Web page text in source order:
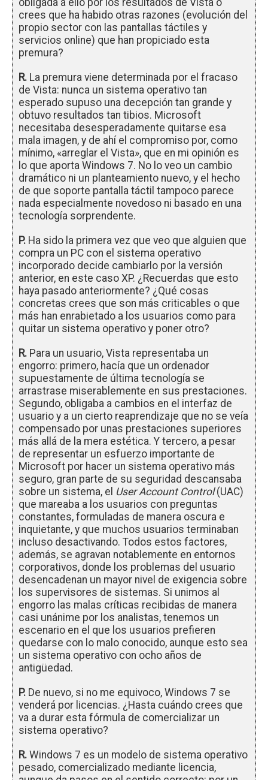
obligada a ello por los resultados de Vista o
crees que ha habido otras razones (evolución del
propio sector con las pantallas táctiles y
servicios online) que han propiciado esta
premura?
R. La premura viene determinada por el fracaso
de Vista: nunca un sistema operativo tan
esperado supuso una decepción tan grande y
obtuvo resultados tan tibios. Microsoft
necesitaba desesperadamente quitarse esa
mala imagen, y de ahí el compromiso por, como
mínimo, «arreglar el Vista», que en mi opinión es
lo que aporta Windows 7. No lo veo un cambio
dramático ni un planteamiento nuevo, y el hecho
de que soporte pantalla táctil tampoco parece
nada especialmente novedoso ni basado en una
tecnología sorprendente.
P. Ha sido la primera vez que veo que alguien que
compra un PC con el sistema operativo
incorporado decide cambiarlo por la versión
anterior, en este caso XP. ¿Recuerdas que esto
haya pasado anteriormente? ¿Qué cosas
concretas crees que son más criticables o que
más han enrabietado a los usuarios como para
quitar un sistema operativo y poner otro?
R. Para un usuario, Vista representaba un
engorro: primero, hacía que un ordenador
supuestamente de última tecnología se
arrastrase miserablemente en sus prestaciones.
Segundo, obligaba a cambios en el interfaz de
usuario y a un cierto reaprendizaje que no se veía
compensado por unas prestaciones superiores
más allá de la mera estética. Y tercero, a pesar
de representar un esfuerzo importante de
Microsoft por hacer un sistema operativo más
seguro, gran parte de su seguridad descansaba
sobre un sistema, el User Account Control(UAC)
que mareaba a los usuarios con preguntas
constantes, formuladas de manera oscura e
inquietante, y que muchos usuarios terminaban
incluso desactivando. Todos estos factores,
además, se agravan notablemente en entornos
corporativos, donde los problemas del usuario
desencadenan un mayor nivel de exigencia sobre
los supervisores de sistemas. Si unimos al
engorro las malas críticas recibidas de manera
casi unánime por los analistas, tenemos un
escenario en el que los usuarios prefieren
quedarse con lo malo conocido, aunque esto sea
un sistema operativo con ocho años de
antigüedad.
P. De nuevo, si no me equivoco, Windows 7 se
venderá por licencias. ¿Hasta cuándo crees que
va a durar esta fórmula de comercializar un
sistema operativo?
R. Windows 7 es un modelo de sistema operativo
pesado, comercializado mediante licencia,